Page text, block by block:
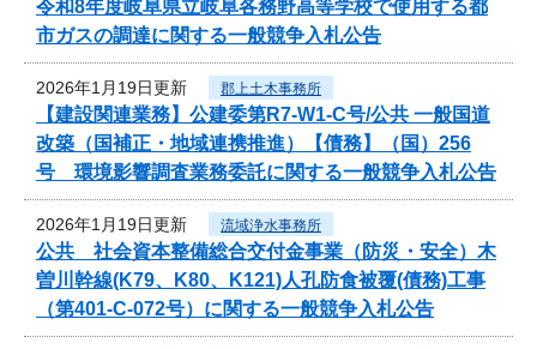
令和8年度岐阜県立岐阜各務野高等学校で使用する都
市ガスの調達に関する一般競争入札公告
2026年1月19日更新 郡上土木事務所
【建設関連業務】公建委第R7-W1-C号/公共 一般国道
改築（国補正・地域連携推進）【債務】（国）256
号 環境影響調査業務委託に関する一般競争入札公告
2026年1月19日更新 流域浄水事務所
公共 社会資本整備総合交付金事業（防災・安全）木
曽川幹線(K79、K80、K121)人孔防食被覆(債務)工事
（第401-C-072号）に関する一般競争入札公告